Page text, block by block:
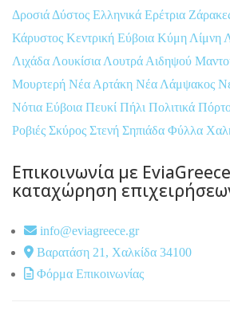
Δροσιά Δύστος Ελληνικά Ερέτρια
Κάρυστος Κεντρική Εύβοια Κύμη Λίμνη
Λιχάδα Λουκίσια Λουτρά Αιδηψού
Μουρτερή Νέα Αρτάκη Νέα Λάμψακος
Νότια Εύβοια Πευκί Πήλι Πολιτικά
Ροβιές Σκύρος Στενή Σηπιάδα Φύλλα
Επικοινωνία με
καταχώρηση
info@eviagreece.gr
Βαρατάση 21, Χαλκίδα 34100
Φόρμα Επικοινωνίας